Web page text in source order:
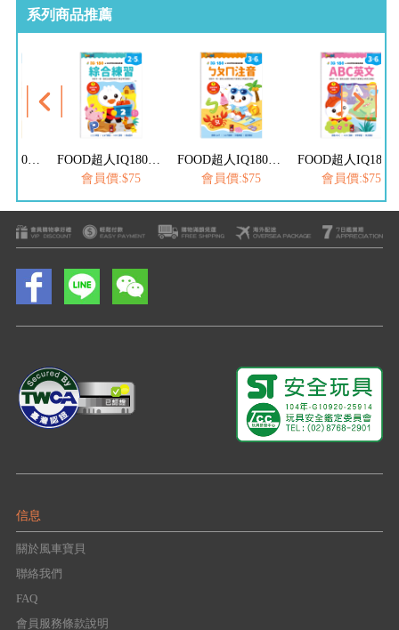
系列商品推薦
會員價:$75
會員價:$75
會員價:$75
信息
關於風車寶貝
聯絡我們
FAQ
會員服務條款說明